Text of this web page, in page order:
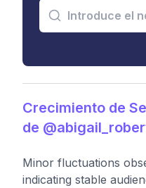
Crecimiento de
de
Minor fluctuations
indicating stable